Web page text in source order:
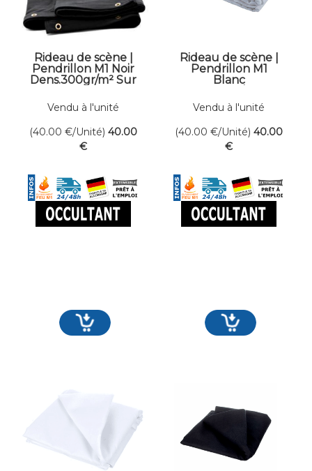
Rideau de scène |
Pendrillon M1 Noir
Dens.300gr/m² Sur
Vendu à l'unité
(40.00 €/Unité) 40.00
€
Rideau de scène |
Pendrillon M1
Blanc
mesure
Vendu à l'unité
(40.00 €/Unité) 40.00
€